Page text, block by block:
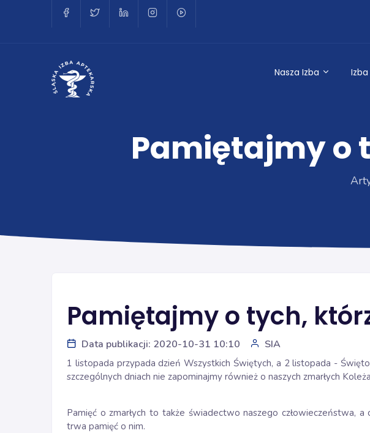
Nasza Izba
Pamiętajmy o
Pamiętajmy o tych,
Data publikacji: 2020-10-31 10:10 SIA
1 listopada przypada dzień Wszystkich Świętych, a 2 listopada -
szczególnych dniach nie zapominajmy również o naszych zmarłych
Pamięć o zmarłych to także świadectwo naszego człowieczeństwa, a
trwa pamięć o nim.